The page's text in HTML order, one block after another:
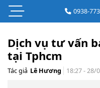
0938-
Dịch vụ tư vấn
tại Tphcm
Tác giả Lê Hương 18:27 - 28/